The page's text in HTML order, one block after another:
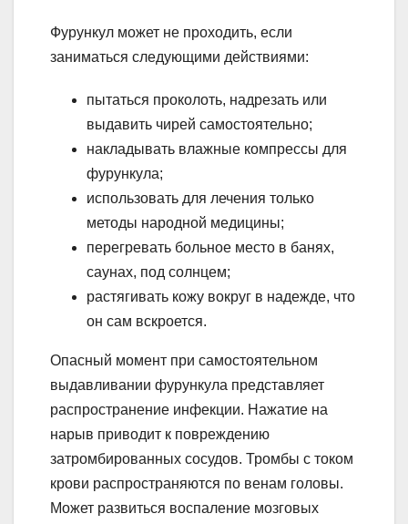
Фурункул может не проходить, если
заниматься следующими действиями:
пытаться проколоть, надрезать или
выдавить чирей самостоятельно;
накладывать влажные компрессы для
фурункула;
использовать для лечения только
методы народной медицины;
перегревать больное место в банях,
саунах, под солнцем;
растягивать кожу вокруг в надежде, что
он сам вскроется.
Опасный момент при самостоятельном
выдавливании фурункула представляет
распространение инфекции. Нажатие на
нарыв приводит к повреждению
затромбированных сосудов. Тромбы с током
крови распространяются по венам головы.
Может развиться воспаление мозговых